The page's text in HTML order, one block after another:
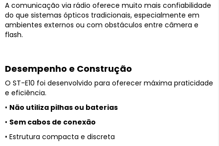
A comunicação via rádio oferece muito mais confiabilidade
do que sistemas ópticos tradicionais, especialmente em
ambientes externos ou com obstáculos entre câmera e
flash.
Desempenho e Construção
O ST-E10 foi desenvolvido para oferecer máxima praticidade
e eficiência.
• Não utiliza pilhas ou baterias
• Sem cabos de conexão
• Estrutura compacta e discreta